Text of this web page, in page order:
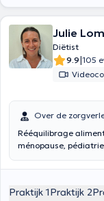
Julie
Diëtist
9.9|105
Over de
Rééquilibrage
ménopause,
Praktijk 1Praktijk 2